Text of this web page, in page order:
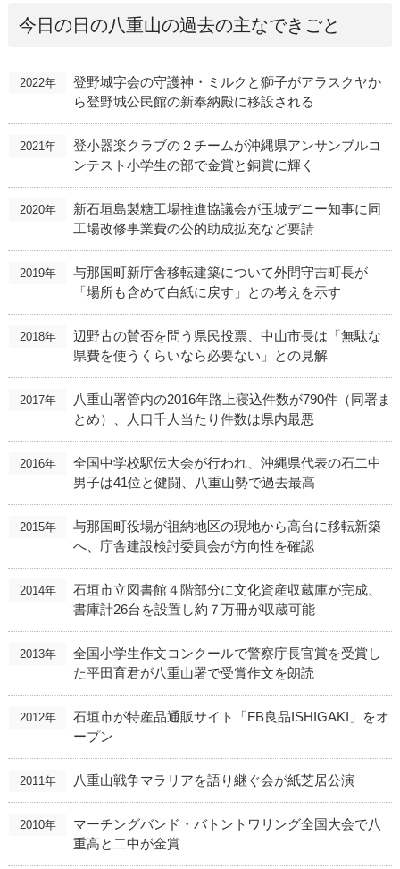
今日の日の八重山の過去の主なできごと
2022年
登野城字会の守護神・ミルクと獅子がアラスクヤか
ら登野城公民館の新奉納殿に移設される
2021年
登小器楽クラブの２チームが沖縄県アンサンブルコ
ンテスト小学生の部で金賞と銅賞に輝く
2020年
新石垣島製糖工場推進協議会が玉城デニー知事に同
工場改修事業費の公的助成拡充など要請
2019年
与那国町新庁舎移転建築について外間守吉町長が
「場所も含めて白紙に戻す」との考えを示す
2018年
辺野古の賛否を問う県民投票、中山市長は「無駄な
県費を使うくらいなら必要ない」との見解
2017年
八重山署管内の2016年路上寝込件数が790件（同署ま
とめ）、人口千人当たり件数は県内最悪
2016年
全国中学校駅伝大会が行われ、沖縄県代表の石二中
男子は41位と健闘、八重山勢で過去最高
2015年
与那国町役場が祖納地区の現地から高台に移転新築
へ、庁舎建設検討委員会が方向性を確認
2014年
石垣市立図書館４階部分に文化資産収蔵庫が完成、
書庫計26台を設置し約７万冊が収蔵可能
2013年
全国小学生作文コンクールで警察庁長官賞を受賞し
た平田育君が八重山署で受賞作文を朗読
2012年
石垣市が特産品通販サイト「FB良品ISHIGAKI」をオ
ープン
2011年 八重山戦争マラリアを語り継ぐ会が紙芝居公演
2010年
マーチングバンド・バトントワリング全国大会で八
重高と二中が金賞